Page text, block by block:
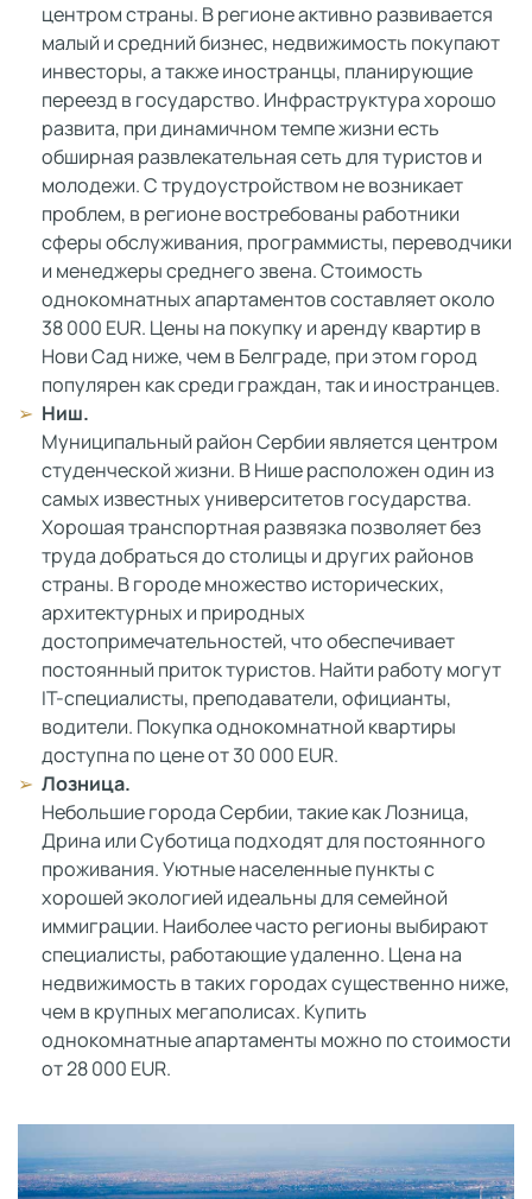
центром страны. В регионе активно развивается
малый и средний бизнес, недвижимость покупают
инвесторы, а также иностранцы, планирующие
переезд в государство. Инфраструктура хорошо
развита, при динамичном темпе жизни есть
обширная развлекательная сеть для туристов и
молодежи. С трудоустройством не возникает
проблем, в регионе востребованы работники
сферы обслуживания, программисты, переводчики
и менеджеры среднего звена. Стоимость
однокомнатных апартаментов составляет около
38 000 EUR. Цены на покупку и аренду квартир в
Нови Сад ниже, чем в Белграде, при этом город
популярен как среди граждан, так и иностранцев.
Ниш.
Муниципальный район Сербии является центром
студенческой жизни. В Нише расположен один из
самых известных университетов государства.
Хорошая транспортная развязка позволяет без
труда добраться до столицы и других районов
страны. В городе множество исторических,
архитектурных и природных
достопримечательностей, что обеспечивает
постоянный приток туристов. Найти работу могут
IT-специалисты, преподаватели, официанты,
водители. Покупка однокомнатной квартиры
доступна по цене от 30 000 EUR.
Лозница.
Небольшие города Сербии, такие как Лозница,
Дрина или Суботица подходят для постоянного
проживания. Уютные населенные пункты с
хорошей экологией идеальны для семейной
иммиграции. Наиболее часто регионы выбирают
специалисты, работающие удаленно. Цена на
недвижимость в таких городах существенно ниже,
чем в крупных мегаполисах. Купить
однокомнатные апартаменты можно по стоимости
от 28 000 EUR.